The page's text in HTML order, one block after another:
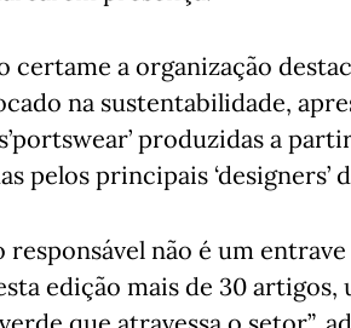
a organização
na sustentabilidade,
produzidas a
pelos principais ‘designers’
não é um
edição mais de 30 artigos,